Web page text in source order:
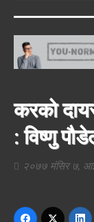
करको
: विष्णु
२०७७ मंसिर ७,